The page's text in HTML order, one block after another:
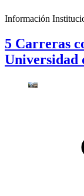
Información
5 Carreras
Universidad